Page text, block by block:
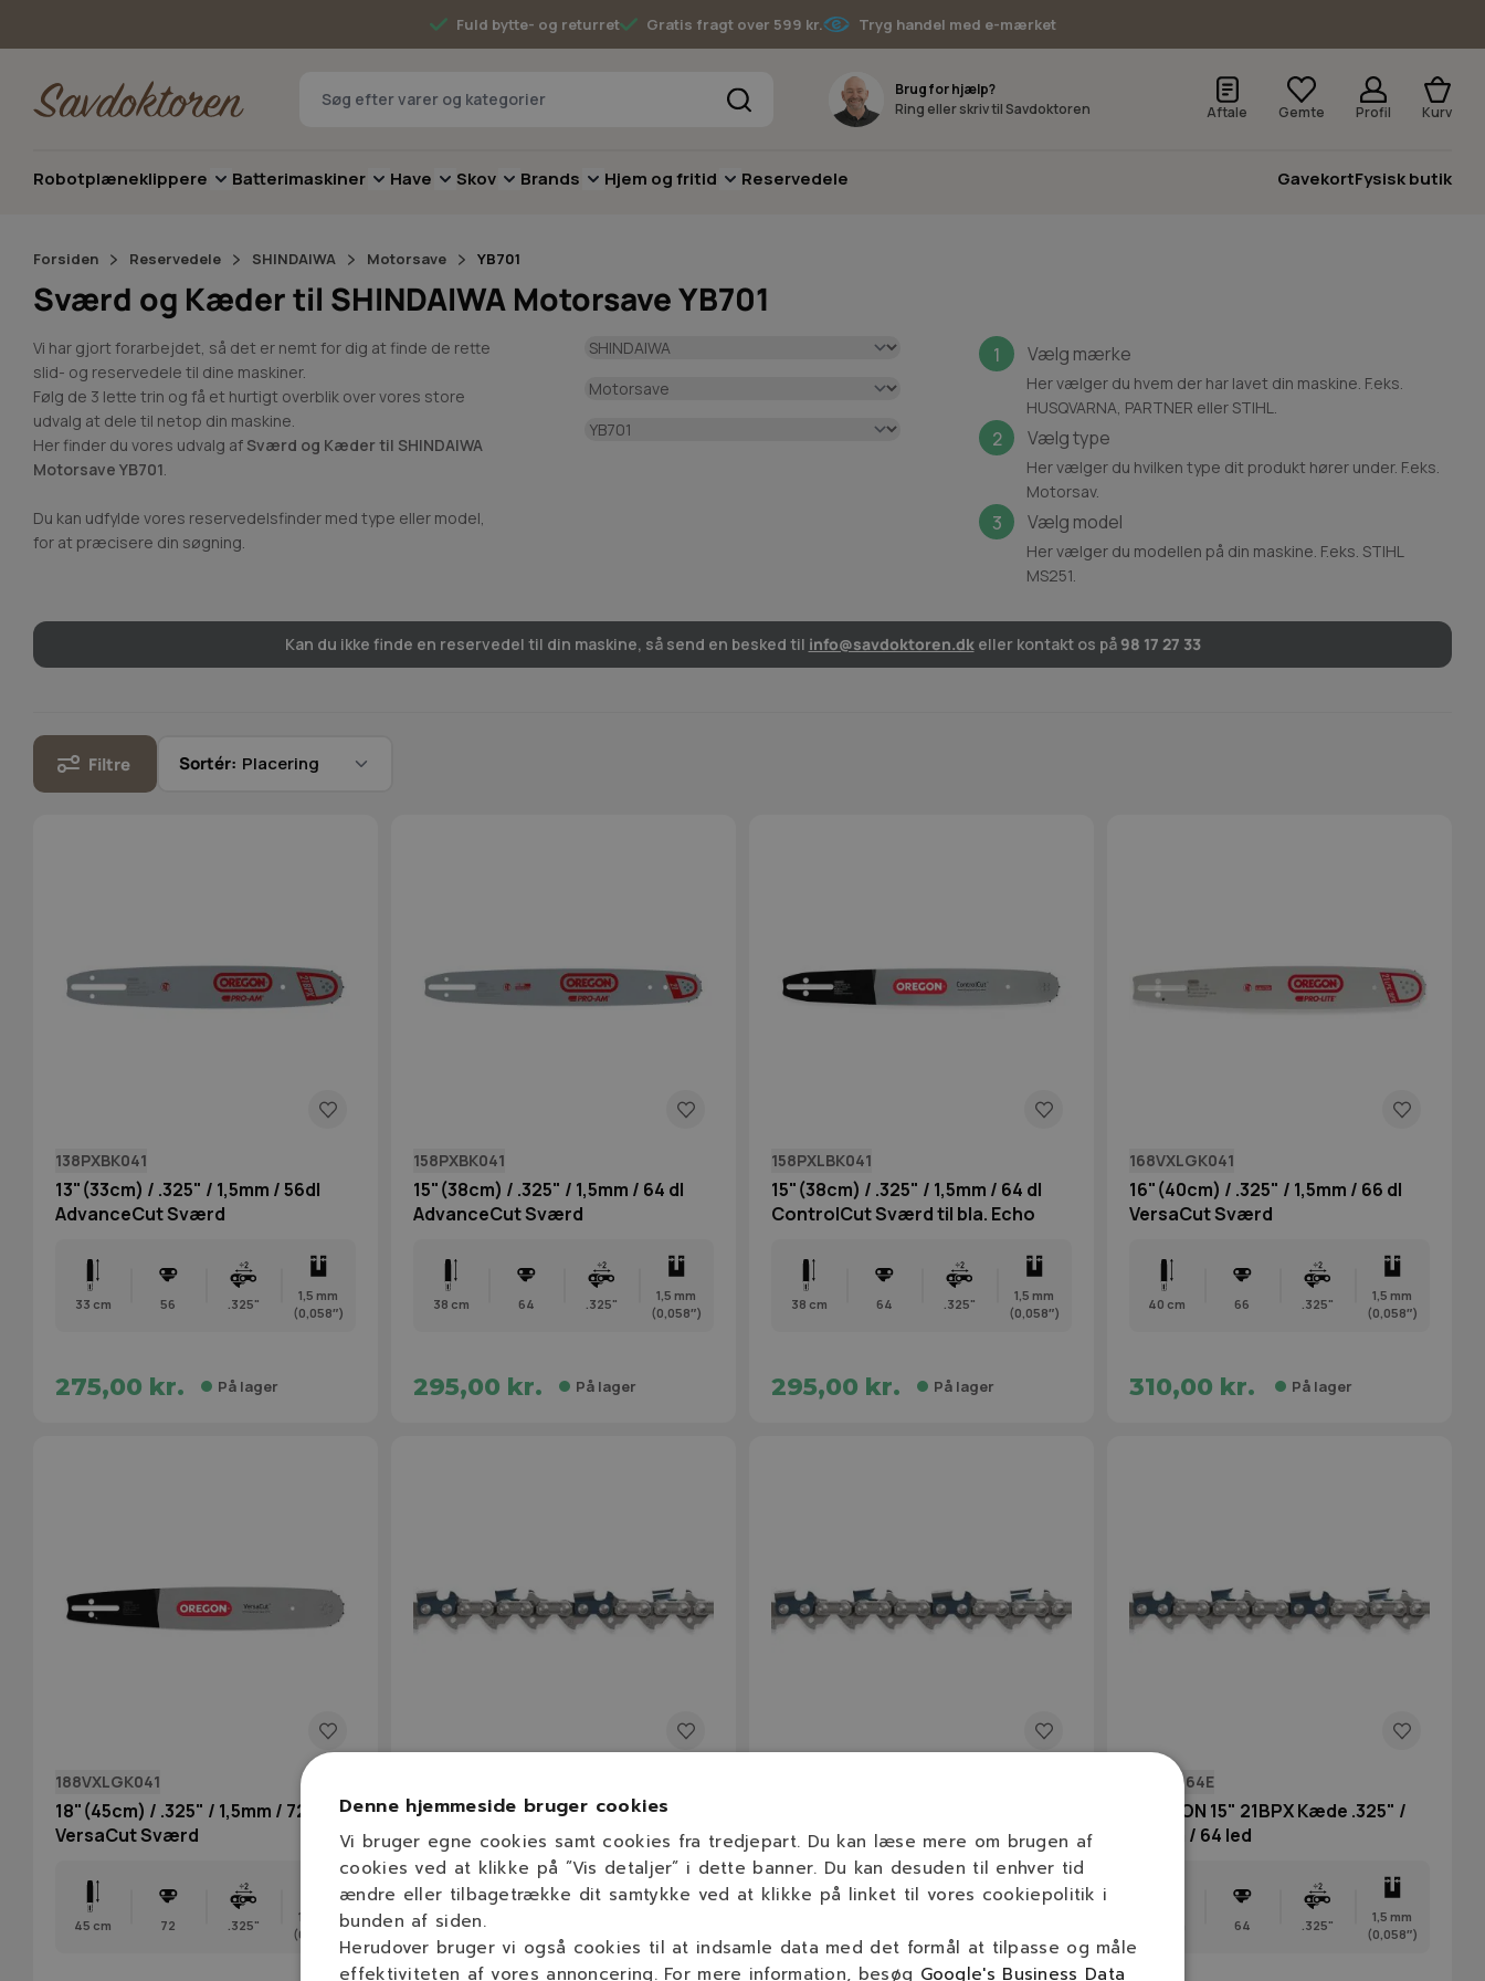
Fuld bytte- og returret Gratis fragt over 599 kr. Tryg handel med e-mærket
Brug for hjælp?
Ring eller skriv til Savdoktoren
Aftale Gemte Profil Kurv
Robotplæneklippere Toggle submenu for Robotplæneklippere
Batterimaskiner Toggle submenu for Batterimaskiner
Have Toggle submenu for Have
Skov Toggle submenu for Skov
Brands Toggle submenu for Brands
Hjem og fritid Toggle submenu for Hjem og fritid
Reservedele GavekortFysisk butik
Forsiden Reservedele SHINDAIWA Motorsave YB701
Sværd og Kæder til SHINDAIWA Motorsave YB701
Vi har gjort forarbejdet, så det er nemt for dig at finde de rette
slid- og reservedele til dine maskiner.
Følg de 3 lette trin og få et hurtigt overblik over vores store
udvalg at dele til netop din maskine.
Her finder du vores udvalg af Sværd og Kæder til SHINDAIWA
Motorsave YB701.
Du kan udfylde vores reservedelsfinder med type eller model,
for at præcisere din søgning.
1 Vælg mærke
Her vælger du hvem der har lavet din maskine. F.eks.
HUSQVARNA, PARTNER eller STIHL.
2 Vælg type
Her vælger du hvilken type dit produkt hører under. F.eks.
Motorsav.
3 Vælg model
Her vælger du modellen på din maskine. F.eks. STIHL
MS251.
Kan du ikke finde en reservedel til din maskine, så send en besked til info@savdoktoren.dkeller kontakt os på 98 17 27 33
Filtre Sortér:
138PXBK041
13"(33cm) / .325" / 1,5mm / 56dl
AdvanceCut Sværd
33 cm 56 .325"
1,5 mm
(0,058″)
275,00 kr. På lager
158PXBK041
15"(38cm) / .325" / 1,5mm / 64 dl
AdvanceCut Sværd
38 cm 64 .325"
1,5 mm
(0,058″)
295,00 kr. På lager
158PXLBK041
15"(38cm) / .325" / 1,5mm / 64 dl
ControlCut Sværd til bla. Echo
38 cm 64 .325"
1,5 mm
(0,058″)
295,00 kr. På lager
168VXLGK041
16"(40cm) / .325" / 1,5mm / 66 dl
VersaCut Sværd
40 cm 66 .325"
1,5 mm
(0,058″)
310,00 kr. På lager
188VXLGK041
18"(45cm) / .325" / 1,5mm / 72 dl
VersaCut Sværd
45 cm 72 .325"
1,5 mm
(0,058″)
OREGON 11" 21BPX Kæde .325" / 1,5
mm / 52 led
28 cm
1,5 mm / 66 led
21BPX064E
OREGON 15" 21BPX Kæde .325" /
1,5 mm / 64 led
64 .325"
1,5 mm
(0,058″)
Denne hjemmeside bruger cookies
Vi bruger egne cookies samt cookies fra tredjepart. Du kan læse mere om brugen af
cookies ved at klikke på ”Vis detaljer” i dette banner. Du kan desuden til enhver tid
ændre eller tilbagetrække dit samtykke ved at klikke på linket til vores cookiepolitik i
bunden af siden.
Herudover bruger vi også cookies til at indsamle data med det formål at tilpasse og måle
effektiviteten af vores annoncering. For mere information, besøg Google's Business Data